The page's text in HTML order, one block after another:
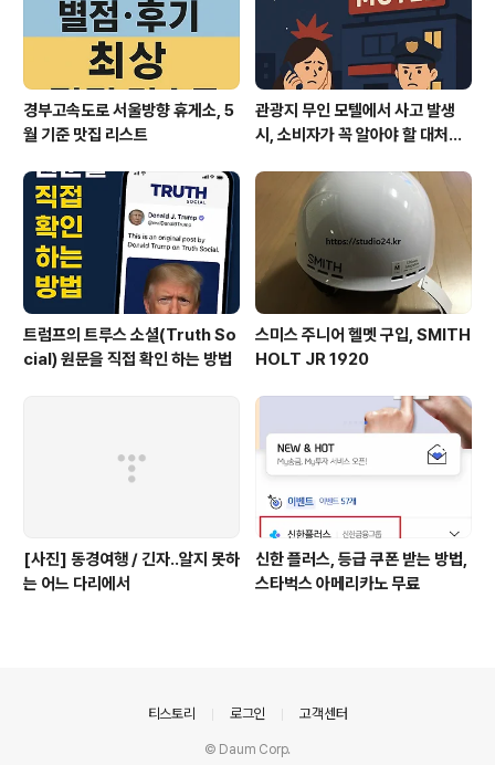
경부고속도로 서울방향 휴게소, 5
월 기준 맛집 리스트
관광지 무인 모텔에서 사고 발생
시, 소비자가 꼭 알아야 할 대처법
트럼프의 트루스 소셜(Truth So
cial) 원문을 직접 확인 하는 방법
스미스 주니어 헬멧 구입, SMITH
HOLT JR 1920
[사진] 동경여행 / 긴자..알지 못하
는 어느 다리에서
신한 플러스, 등급 쿠폰 받는 방법,
스타벅스 아메리카노 무료
티스토리 로그인 고객센터
© Daum Corp.